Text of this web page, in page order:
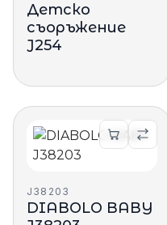
Детско
съоръжение
J254
J38203
DIABOLO BABY